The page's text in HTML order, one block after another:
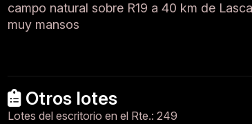
campo natural sobre R19 a 40 km de
muy mansos
Otros lotes
Lotes del escritorio en el Rte.: 249